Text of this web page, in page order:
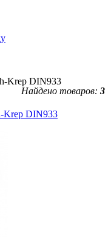
Найдено товаров: 3
Krep DIN933